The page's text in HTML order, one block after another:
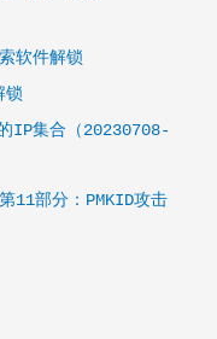
软件解锁
IP集合（20230708-
11部分：PMKID攻击